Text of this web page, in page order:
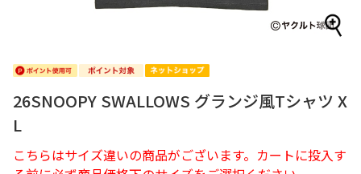
26SNOOPY SWALLOWS グランジ風Tシャツ X
L
こちらはサイズ違いの商品がございます。カートに投入す